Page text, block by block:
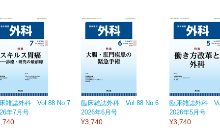
雑誌外科 Vol.88 No.7
年7月号
臨床雑誌外科 Vol.88 No.6
2026年6月号
¥3,740
臨床雑誌外科
2026年5月号
¥3,740